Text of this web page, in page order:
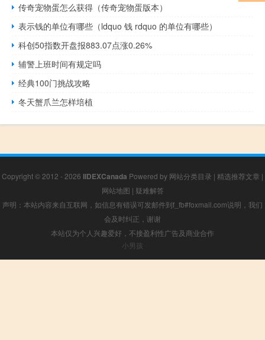
传奇宠物蛋怎么获得（传奇宠物蛋版本）
表示钱的单位有哪些（ldquo 钱 rdquo 的单位有哪些）
科创50指数开盘报883.07点涨0.26%
辅警上班时间有规定吗
经典100门挑战攻略
冬天蟹爪兰怎样培植
Copyright © 2012 - 2026 IIDEXCanada Powered by 网站分类目录 | 精选推荐文章 |
网站地图 | 疑难解答
声明：本站内容来自互联网，如信息有错误可发邮件到f_fb#foxmail.com说明，我们
会及时纠正，谢谢
本站仅为个人兴趣爱好，不接盈利性广告及商业合作
小男孩